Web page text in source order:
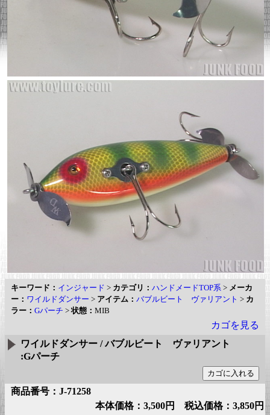
キーワード： インジャード > カテゴリ： ハンドメードTOP系 > メーカ
ー： ワイルドダンサー > アイテム： バブルビート ヴァリアント > カ
ラー： Gパーチ >状態： MIB
カゴを見る
ワイルドダンサー / バブルビート ヴァリアント
:Gパーチ
商品番号：J-71258
本体価格：3,500円 税込価格：3,850円